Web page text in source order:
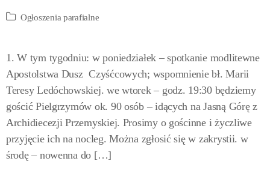
Ogłoszenia parafialne
1. W tym tygodniu: w poniedziałek – spotkanie modlitewne
Apostolstwa Dusz Czyśćcowych; wspomnienie bł. Marii
Teresy Ledóchowskiej. we wtorek – godz. 19:30 będziemy
gościć Pielgrzymów ok. 90 osób – idących na Jasną Górę z
Archidiecezji Przemyskiej. Prosimy o gościnne i życzliwe
przyjęcie ich na nocleg. Można zgłosić się w zakrystii. w
środę – nowenna do […]